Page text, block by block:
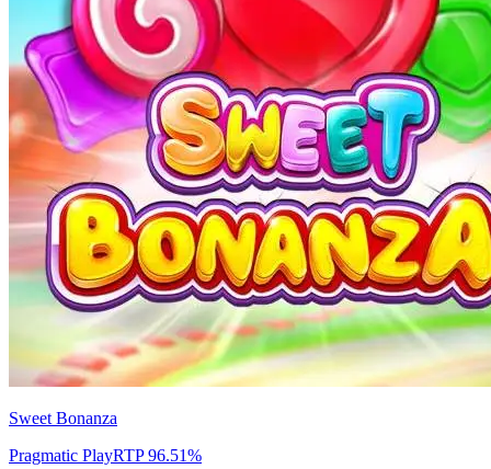
Sweet Bonanza
Pragmatic PlayRTP96.51%